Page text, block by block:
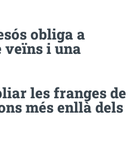
obliga a
veïns i una
les franges de
més enllà dels